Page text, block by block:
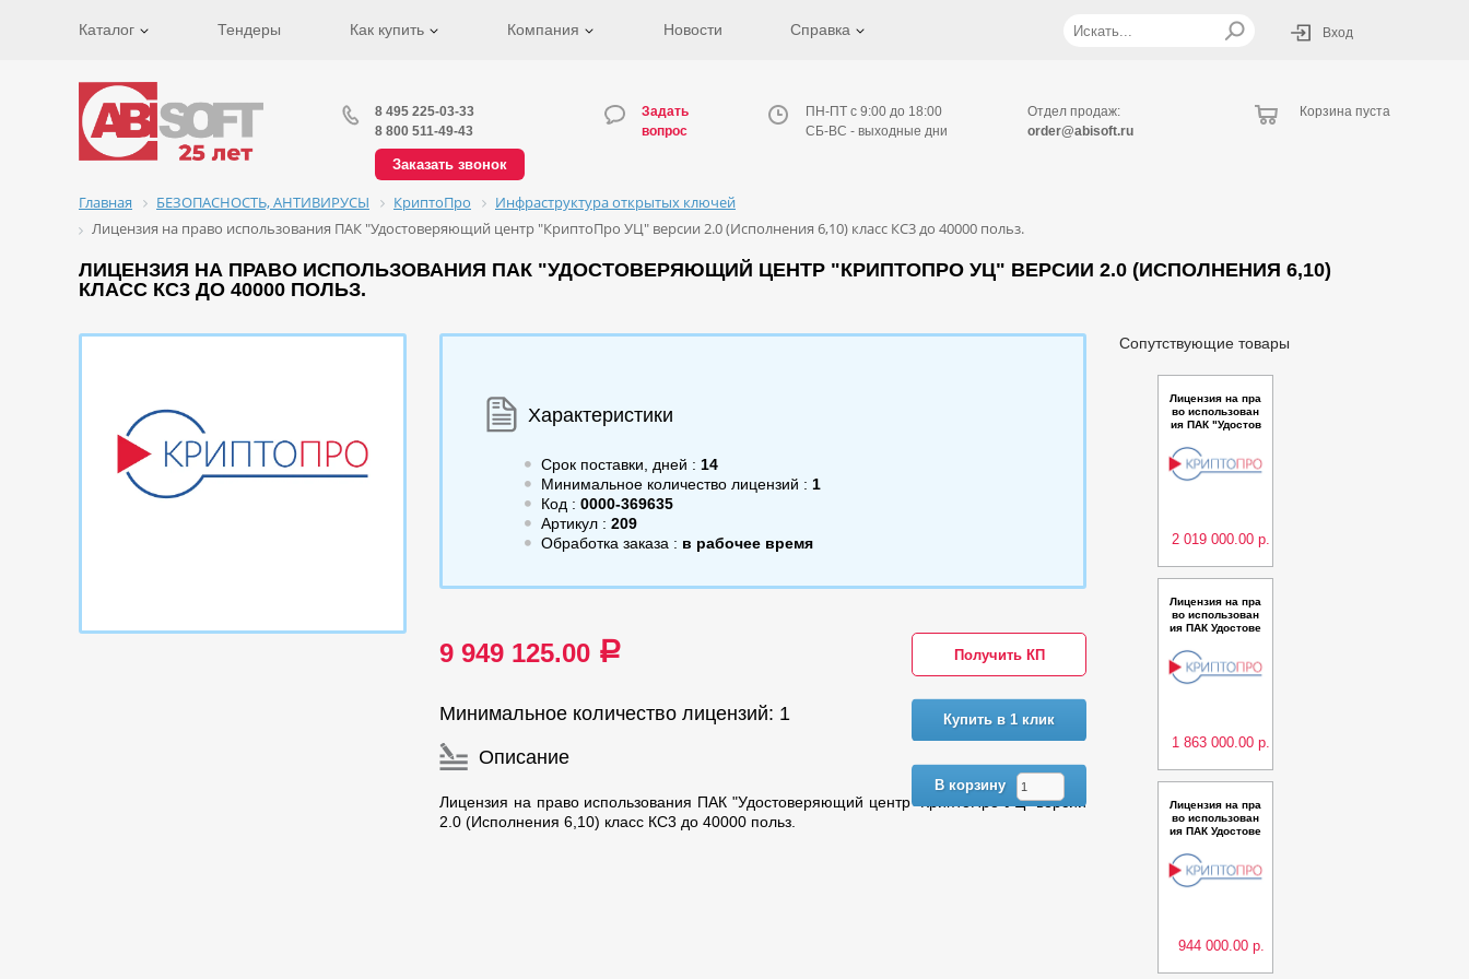
Каталог Тендеры Как купить Компания Новости Справка Вход
8 495 225-03-33
8 800 511-49-43
Заказать звонок
Задать
вопрос
ПН-ПТ с 9:00 до 18:00
СБ-ВС - выходные дни
Отдел продаж:
order@abisoft.ru
Корзина пуста
Главная БЕЗОПАСНОСТЬ, АНТИВИРУСЫ КриптоПро
Инфраструктура открытых ключей
Лицензия на право использования ПАК "Удостоверяющий центр "КриптоПро УЦ" версии 2.0 (Исполнения 6,10) класс КС3 до 40000 польз.
ЛИЦЕНЗИЯ НА ПРАВО ИСПОЛЬЗОВАНИЯ ПАК "УДОСТОВЕРЯЮЩИЙ ЦЕНТР "КРИПТОПРО УЦ" ВЕРСИИ 2.0 (ИСПОЛНЕНИЯ 6,10)
КЛАСС КС3 ДО 40000 ПОЛЬЗ.
Характеристики
Срок поставки, дней : 14
Минимальное количество лицензий : 1
Код : 0000-369635
Артикул : 209
Обработка заказа : в рабочее время
9 949 125.00 a Получить КП
Купить в 1 клик
В корзину
Минимальное количество лицензий: 1
Описание
Лицензия на право использования ПАК "Удостоверяющий центр "КриптоПро УЦ" версии
2.0 (Исполнения 6,10) класс КС3 до 40000 польз.
Сопутствующие товары
Лицензия на пра
во использован
ия ПАК "Удостов
"КриптоПро УЦ"
версии 2.0 (Исп
олнение 15) кла
2 019 000.00 р.
Лицензия на пра
во использован
ия ПАК Удостове
риптоПро УЦ ве
рсии 2.0 (Испол
нение 15) класс
1 863 000.00 р.
Лицензия на пра
во использован
ия ПАК Удостове
риптоПро УЦ ве
рсии 2.0 (Испол
нения 6,10) клас
944 000.00 р.